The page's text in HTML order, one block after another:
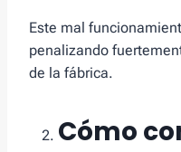
Este mal
penalizando
de la fábrica.
Cómo